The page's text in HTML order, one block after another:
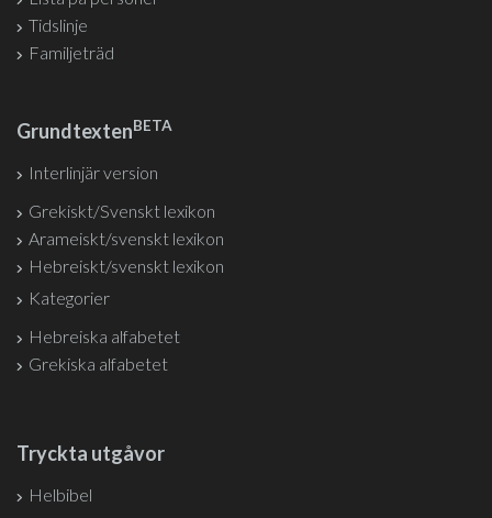
Tidslinje
Familjeträd
GrundtextenBETA
Interlinjär version
Grekiskt/Svenskt lexikon
Arameiskt/svenskt lexikon
Hebreiskt/svenskt lexikon
Kategorier
Hebreiska alfabetet
Grekiska alfabetet
Tryckta utgåvor
Helbibel